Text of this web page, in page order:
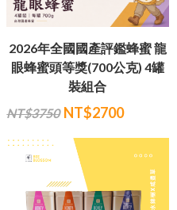
2026年全國國產評鑑蜂蜜 龍
眼蜂蜜頭等獎(700公克) 4罐
裝組合
NT$3750 NT$2700